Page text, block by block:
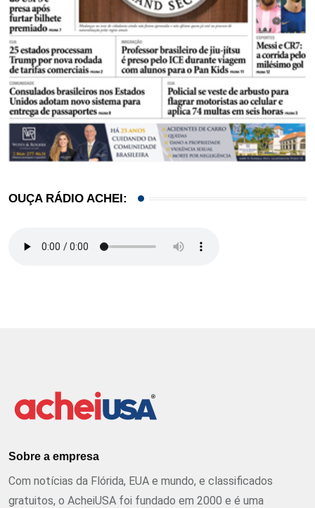
OUÇA RÁDIO ACHEI:
Sobre a empresa
Com notícias da Flórida, EUA e mundo, e classificados
gratuitos, o AcheiUSA foi fundado em 2000 e é uma